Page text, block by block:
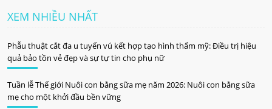
XEM NHIỀU NHẤT
Phẫu thuật cắt đa u tuyến vú kết hợp tạo hình thẩm mỹ: Điều trị hiệu
quả bảo tồn vẻ đẹp và sự tự tin cho phụ nữ
Tuần lễ Thế giới Nuôi con bằng sữa mẹ năm 2026: Nuôi con bằng sữa
mẹ cho một khởi đầu bền vững